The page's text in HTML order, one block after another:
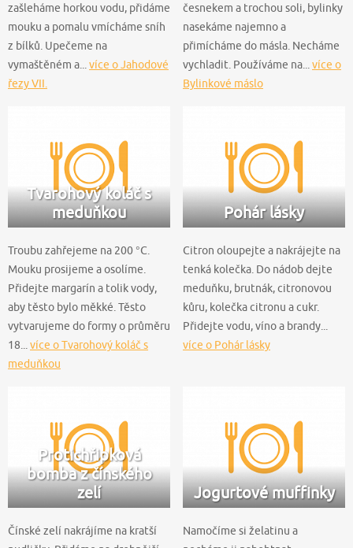
zašleháme horkou vodu, přidáme
mouku a pomalu vmícháme sníh
z bílků. Upečeme na
vymaštěném a... více o Jahodové
řezy VII.
česnekem a trochou soli, bylinky
nasekáme najemno a
přimícháme do másla. Necháme
vychladit. Používáme na... více o
Bylinkové máslo
Tvarohový koláč s
meduňkou
Troubu zahřejeme na 200 °C.
Mouku prosijeme a osolíme.
Přidejte margarín a tolik vody,
aby těsto bylo měkké. Těsto
vytvarujeme do formy o průměru
18... více o Tvarohový koláč s
meduňkou
Pohár lásky
Citron oloupejte a nakrájejte na
tenká kolečka. Do nádob dejte
meduňku, brutnák, citronovou
kůru, kolečka citronu a cukr.
Přidejte vodu, víno a brandy...
více o Pohár lásky
Protichřipková
bomba z čínského
zelí
Čínské zelí nakrájíme na kratší
Jogurtové muffinky
Namočíme si želatinu a